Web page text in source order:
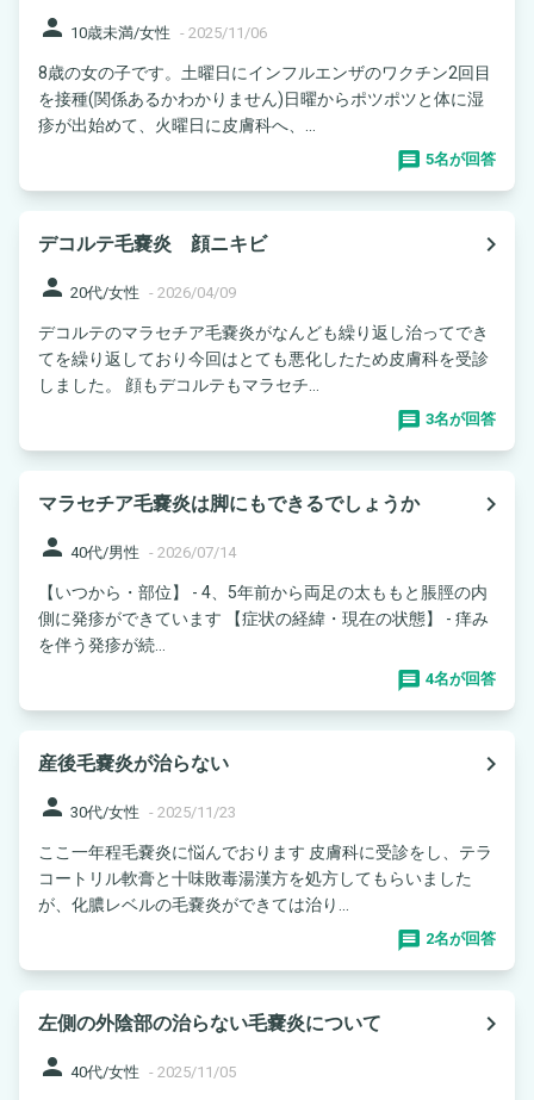
person 10歳未満/女性 - 2025/11/06
8歳の女の子です。土曜日にインフルエンザのワクチン2回目
を接種(関係あるかわかりません)日曜からポツポツと体に湿
疹が出始めて、火曜日に皮膚科へ、...
5名が回答
デコルテ毛嚢炎 顔ニキビ
navigate_next
person 20代/女性 - 2026/04/09
デコルテのマラセチア毛嚢炎がなんども繰り返し治ってでき
てを繰り返しており今回はとても悪化したため皮膚科を受診
しました。 顔もデコルテもマラセチ...
3名が回答
マラセチア毛嚢炎は脚にもできるでしょうか
navigate_next
person 40代/男性 - 2026/07/14
【いつから・部位】 - 4、5年前から両足の太ももと脹脛の内
側に発疹ができています 【症状の経緯・現在の状態】 - 痒み
を伴う発疹が続...
4名が回答
産後毛嚢炎が治らない
navigate_next
person 30代/女性 - 2025/11/23
ここ一年程毛嚢炎に悩んでおります 皮膚科に受診をし、テラ
コートリル軟膏と十味敗毒湯漢方を処方してもらいました
が、化膿レベルの毛嚢炎ができては治り...
2名が回答
左側の外陰部の治らない毛嚢炎について
navigate_next
person 40代/女性 - 2025/11/05